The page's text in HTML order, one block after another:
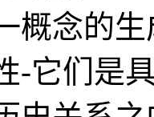
概念的
-它们是